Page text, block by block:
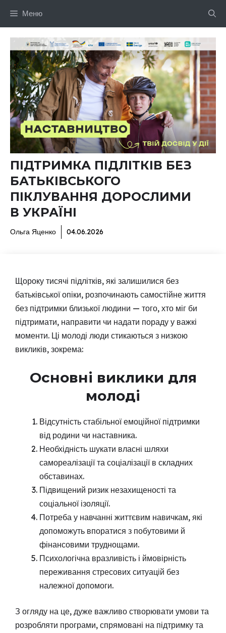
Меню
ПІДТРИМКА ПІДЛІТКІВ БЕЗ
БАТЬКІВСЬКОГО
ПІКЛУВАННЯ ДОРОСЛИМИ
В УКРАЇНІ
Ольга Яценко 04.06.2026
Щороку тисячі підлітків, які залишилися без
батьківської опіки, розпочинають самостійне життя
без підтримки близької людини — того, хто міг би
підтримати, направити чи надати пораду у важкі
моменти. Ці молоді люди стикаються з низкою
викликів, зокрема:
Основні виклики для
молоді
Відсутність стабільної емоційної підтримки
від родини чи наставника.
Необхідність шукати власні шляхи
самореалізації та соціалізації в складних
обставинах.
Підвищений ризик незахищеності та
соціальної ізоляції.
Потреба у навчанні життєвим навичкам, які
допоможуть впоратися з побутовими й
фінансовими труднощами.
Психологічна вразливість і ймовірність
переживання стресових ситуацій без
належної допомоги.
З огляду на це, дуже важливо створювати умови та
розробляти програми, спрямовані на підтримку та